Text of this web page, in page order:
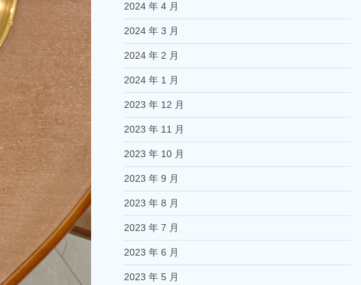
2024 年 4 月
2024 年 3 月
2024 年 2 月
2024 年 1 月
2023 年 12 月
2023 年 11 月
2023 年 10 月
2023 年 9 月
2023 年 8 月
2023 年 7 月
2023 年 6 月
2023 年 5 月